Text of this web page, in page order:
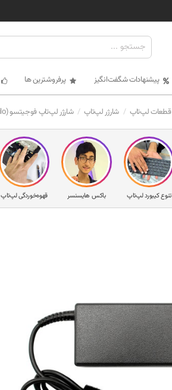
پیشنهادات شگفت‌انگیز پرفروشترین ها
قطعات لپ‌تاپ شارژر لپ‌تاپ شارژر لپ‌تاپ فوجیتسو A6600 (Amilo)
قهوه‌خوردگی لپ‌تاپ باکس هایسنسر تنوع کیبورد لپ‌تاپ